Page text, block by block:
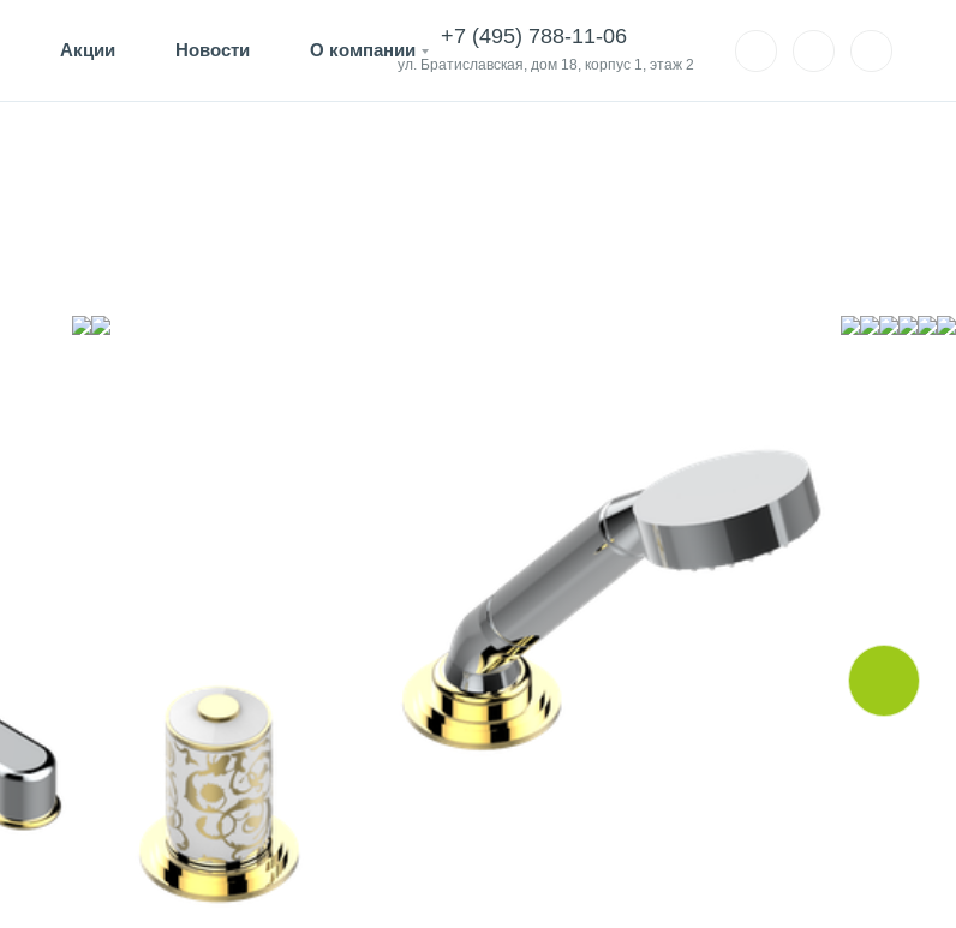
Акции Новости О компании
+7 (495) 788-11-06
ул. Братиславская, дом 18, корпус 1, этаж 2